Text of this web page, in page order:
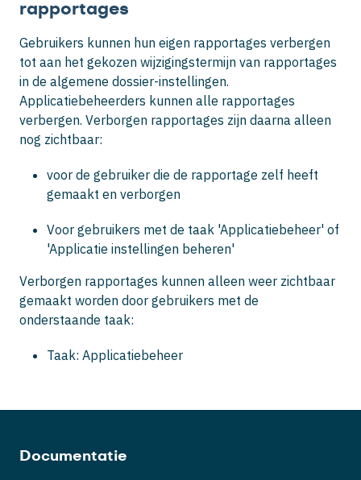
rapportages
Gebruikers kunnen hun eigen rapportages verbergen
tot aan het gekozen wijzigingstermijn van rapportages
in de algemene dossier-instellingen.
Applicatiebeheerders kunnen alle rapportages
verbergen. Verborgen rapportages zijn daarna alleen
nog zichtbaar:
voor de gebruiker die de rapportage zelf heeft
gemaakt en verborgen
Voor gebruikers met de taak 'Applicatiebeheer' of
'Applicatie instellingen beheren'
Verborgen rapportages kunnen alleen weer zichtbaar
gemaakt worden door gebruikers met de
onderstaande taak:
Taak: Applicatiebeheer
Documentatie